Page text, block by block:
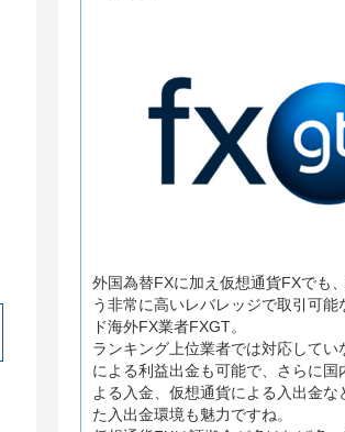
外国為替FXに加え仮想通貨FXでも
う非常に高いレバレッジで取引可能
ド海外FX業者FXGT。
ランキング上位業者では対応してい
による利益出金も可能で、さらに国
よる入金、仮想通貨による入出金な
た入出金環境も魅力ですね。